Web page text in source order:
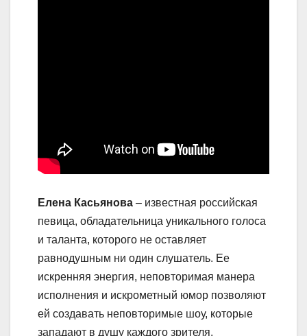
Елена Касьянова – известная российская
певица, обладательница уникального голоса
и таланта, которого не оставляет
равнодушным ни один слушатель. Ее
искренняя энергия, неповторимая манера
исполнения и искрометный юмор позволяют
ей создавать неповторимые шоу, которые
западают в душу каждого зрителя.